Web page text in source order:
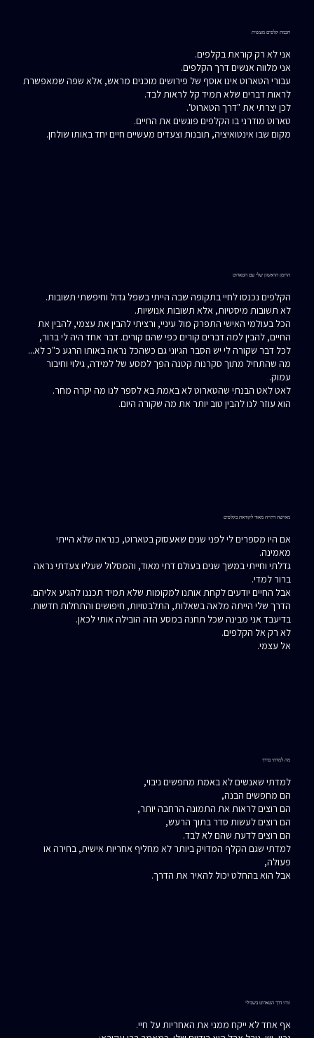
חכמת קלפים מעשית
אני לא רק קוראת בקלפים.
אני מלווה אנשים דרך הקלפים.
עבורי הטארוט אינו אוסף של פירושים מוכנים מראש, אלא שפה שמאפשרת
לראות דברים שלא תמיד קל לראות לבד.
לכן יצרתי את "דרך הטארוט".
טארוט מודרניבו הקלפים פוגשים את החיים.
מקום שבו אינטואיציה, תובנות וצעדים מעשיים חיים יחד באותו שולחן.
הרומן הראשון שלי עם הטארוט
הקלפים נכנסו לחיי בתקופה שבה הייתי בשפל גדול וחיפשתי תשובות.
לא תשובות מיסטיות, אלא תשובות אנושיות.
הכל בעולמי האישי התפרק מול עיניי, ורציתי להבין את עצמי, להבין את
החיים, להבין למה דברים קורים כפי שהם קורים. דבר אחד היה לי ברור,
לכל דבר שקורה לי יש הסבר הגיוני גם כשהכל נראה באותו הרגע כ"כ לא...
מה שהתחיל מתוך סקרנות קטנה הפך למסע של למידה, גילוי וחיבור
עמוק.
לאט לאט הבנתי שהטארוט לא באמת בא לספר לנו מה יקרה מחר.
הוא עוזר לנו להבין טוב יותר את מה שקורה היום.
מאישה דתייה מאוד לקוראת בקלפים
אם היו מספרים לי לפני שנים שאעסוק בטארוט, כנראה שלא הייתי
מאמינה.
גדלתי וחייתי במשך שנים בעולם דתי מאוד, והמסלול שעליו צעדתי נראה
ברור למדי.
אבל החיים יודעים לקחת אותנו למקומות שלא תמיד תכננו להגיע אליהם.
הדרך שלי הייתה מלאה בשאלות, התלבטויות, חיפושים והתחלות חדשות.
בדיעבד אני מבינה שכל תחנה במסע הזה הובילה אותי לכאן.
לא רק אל הקלפים.
אל עצמי.
מה למדתי בדרך
למדתי שאנשים לא באמת מחפשים ניבוי,
הם מחפשים הבנה,
הם רוצים לראות את התמונה הרחבה יותר,
הם רוצים לעשות סדר בתוך הרעש,
הם רוצים לדעת שהם לא לבד.
למדתי שגם הקלף המדויק ביותר לא מחליף אחריות אישית, בחירה או
פעולה,
אבל הוא בהחלט יכול להאיר את הדרך.
זוהי דרך הטארוט בשבילי
אף אחד לא ייקח ממני את האחריות על חיי.